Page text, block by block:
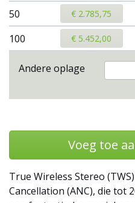
True Wireless Stereo
Cancellation (ANC), die tot
50 € 2.785,75
100 € 5.452,00
Andere oplage
Voeg toe